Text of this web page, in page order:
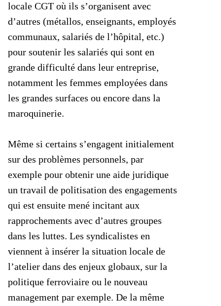
locale CGT où ils s’organisent avec
d’autres (métallos, enseignants, employés
communaux, salariés de l’hôpital, etc.)
pour soutenir les salariés qui sont en
grande difficulté dans leur entreprise,
notamment les femmes employées dans
les grandes surfaces ou encore dans la
maroquinerie.
Même si certains s’engagent initialement
sur des problèmes personnels, par
exemple pour obtenir une aide juridique
un travail de politisation des engagements
qui est ensuite mené incitant aux
rapprochements avec d’autres groupes
dans les luttes. Les syndicalistes en
viennent à insérer la situation locale de
l’atelier dans des enjeux globaux, sur la
politique ferroviaire ou le nouveau
management par exemple. De la même